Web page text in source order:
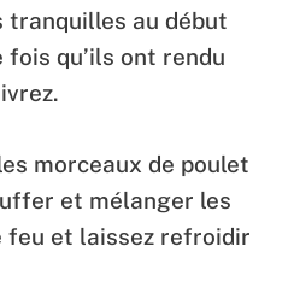
au début
fois qu’ils ont rendu
morceaux de poulet
et mélanger les
feu et laissez refroidir